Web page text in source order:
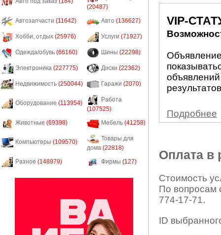
(20487)
Автозапчасти (11642) Авто (136627)
Хобби, отдых (25976) Услуги (71927)
Одежда/обувь (66160) Шины (22298)
Электроника (227775) Диски (22362)
Недвижимость (250044) Гаражи (2070)
Оборудование (113954)
Работа
(107525)
Животные (69398) Мебель (41258)
Компьютеры (109570)
Товары для
дома (22818)
Разное (148979) Фирмы (127)
VIP-
Подробнее
Оплата в
Стоимость
По вопросам
774-17-71.
ID